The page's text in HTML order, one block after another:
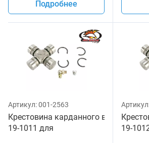
Подробнее
Артикул:001-2563
Крестовина карданного вала All
19-1011 для
19-